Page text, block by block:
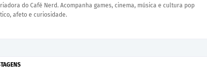
do Café Nerd. Acompanha games, cinema, música e cultura pop
afeto e curiosidade.